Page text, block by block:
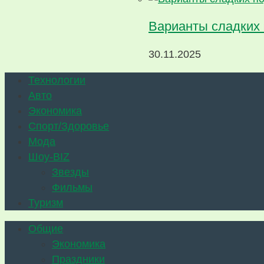
Варианты сладких
30.11.2025
Технологии
Авто
Экономика
Спорт/Здоровье
Мода
Шоу-BIZ
Звезды
Фильмы
Туризм
Общие
Экономика
Праздники